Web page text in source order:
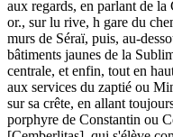
aux regards, en parlant de
or., sur lu rive, h gare du
murs de Séraï, puis, au-
bâtiments jaunes de la
centrale, et enfin, tout en
aux services du zaptié ou
sur sa crête, en allant
porphyre de Constantin ou